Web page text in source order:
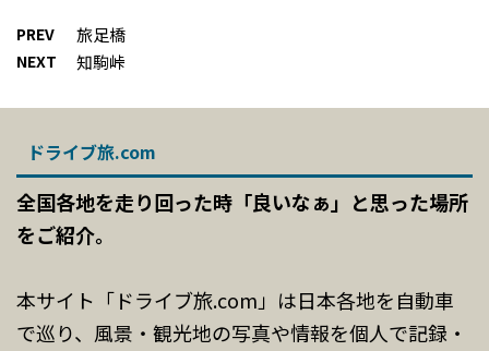
PREV 旅足橋
NEXT 知駒峠
ドライブ旅.com
全国各地を走り回った時「良いなぁ」と思った場所
をご紹介。
本サイト「ドライブ旅.com」は日本各地を自動車
で巡り、風景・観光地の写真や情報を個人で記録・